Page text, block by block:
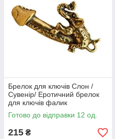
Брелок для ключів Слон /
Сувенір/ Еротичний брелок
для ключів фалик
Готово до відправки 12 од.
215 ₴